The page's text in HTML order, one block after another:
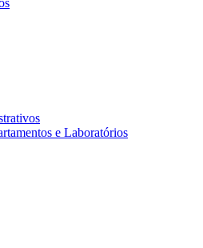
e Laboratórios